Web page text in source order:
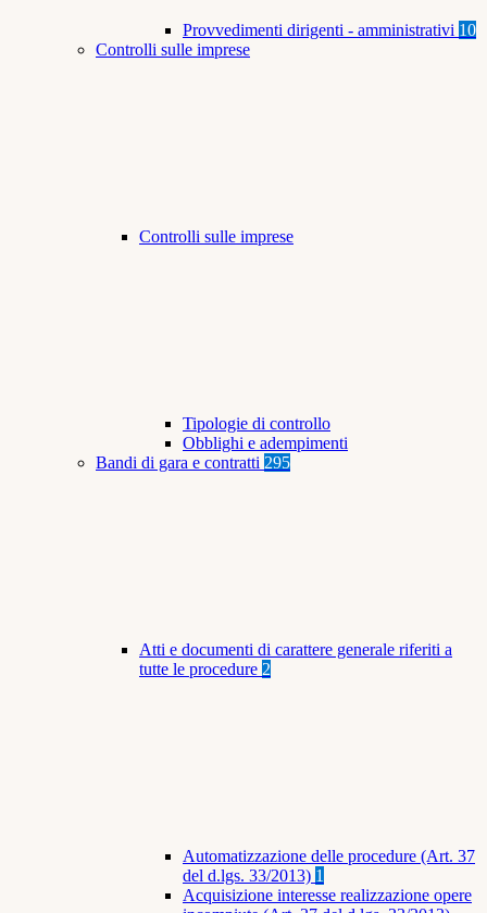
Provvedimenti dirigenti - amministrativi 10
Controlli sulle imprese
Controlli sulle imprese
Tipologie di controllo
Obblighi e adempimenti
Bandi di gara e contratti 295
Atti e documenti di carattere generale riferiti a
tutte le procedure 2
Automatizzazione delle procedure (Art. 37
del d.lgs. 33/2013) 1
Acquisizione interesse realizzazione opere